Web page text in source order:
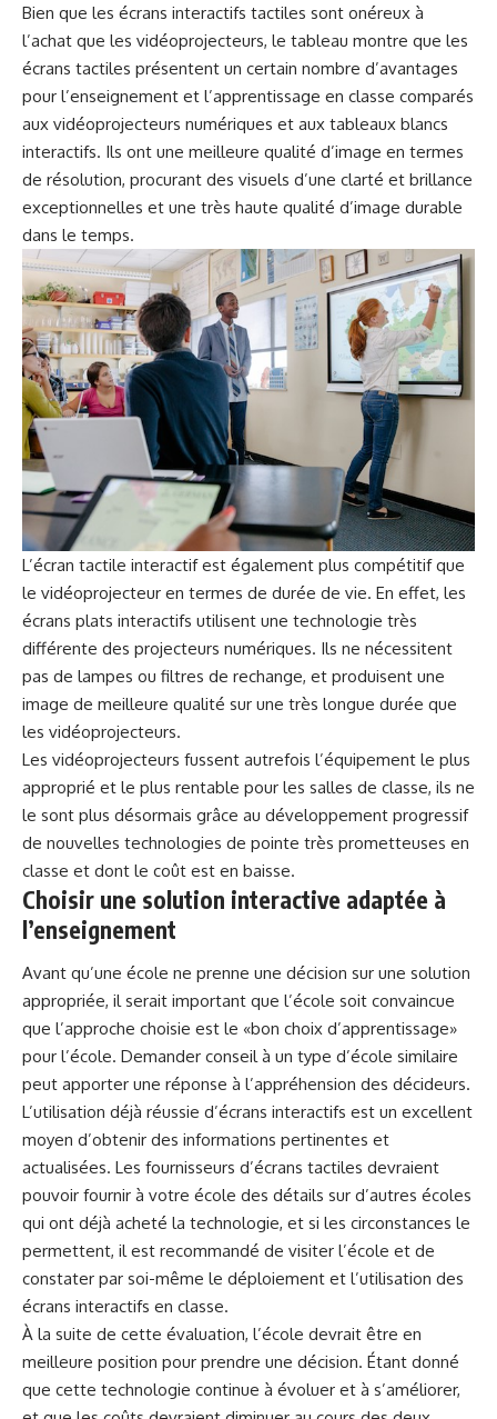
Bien que les écrans interactifs tactiles sont onéreux à
l’achat que les vidéoprojecteurs, le tableau montre que les
écrans tactiles présentent un certain nombre d’avantages
pour l’enseignement et l’apprentissage en classe comparés
aux vidéoprojecteurs numériques et aux tableaux blancs
interactifs. Ils ont une meilleure qualité d’image en termes
de résolution, procurant des visuels d’une clarté et brillance
exceptionnelles et une très haute qualité d’image durable
dans le temps.
L’écran tactile interactif est également plus compétitif que
le vidéoprojecteur en termes de durée de vie. En effet, les
écrans plats interactifs utilisent une technologie très
différente des projecteurs numériques. Ils ne nécessitent
pas de lampes ou filtres de rechange, et produisent une
image de meilleure qualité sur une très longue durée que
les vidéoprojecteurs.
Les vidéoprojecteurs fussent autrefois l’équipement le plus
approprié et le plus rentable pour les salles de classe, ils ne
le sont plus désormais grâce au développement progressif
de nouvelles technologies de pointe très prometteuses en
classe et dont le coût est en baisse.
Choisir une solution interactive adaptée à
l’enseignement
Avant qu’une école ne prenne une décision sur une solution
appropriée, il serait important que l’école soit convaincue
que l’approche choisie est le «bon choix d’apprentissage»
pour l’école. Demander conseil à un type d’école similaire
peut apporter une réponse à l’appréhension des décideurs.
L’utilisation déjà réussie d’écrans interactifs est un excellent
moyen d’obtenir des informations pertinentes et
actualisées. Les fournisseurs d’écrans tactiles devraient
pouvoir fournir à votre école des détails sur d’autres écoles
qui ont déjà acheté la technologie, et si les circonstances le
permettent, il est recommandé de visiter l’école et de
constater par soi-même le déploiement et l’utilisation des
écrans interactifs en classe.
À la suite de cette évaluation, l’école devrait être en
meilleure position pour prendre une décision. Étant donné
que cette technologie continue à évoluer et à s’améliorer,